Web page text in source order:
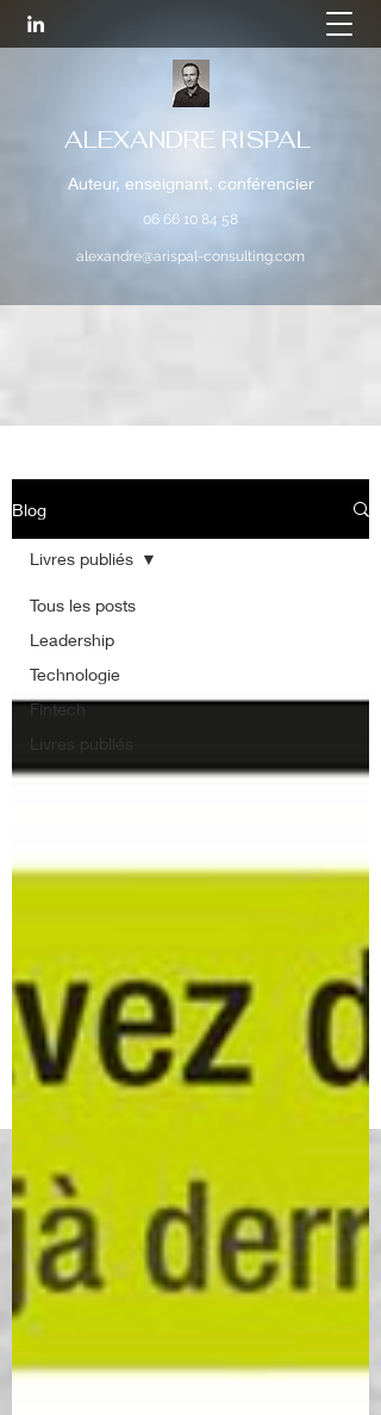
ALEXANDRE RISPAL
Auteur, enseignant, conférencier
06 66 10 84 58
alexandre@arispal-consulting.com
Blog
Tous les posts
Leadership
Technologie
Fintech
Livres publiés
Livres publiés